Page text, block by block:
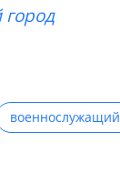
военнослужащий